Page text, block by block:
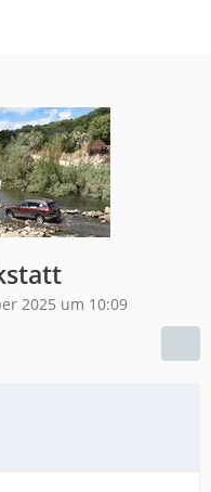
2025 um 10:09